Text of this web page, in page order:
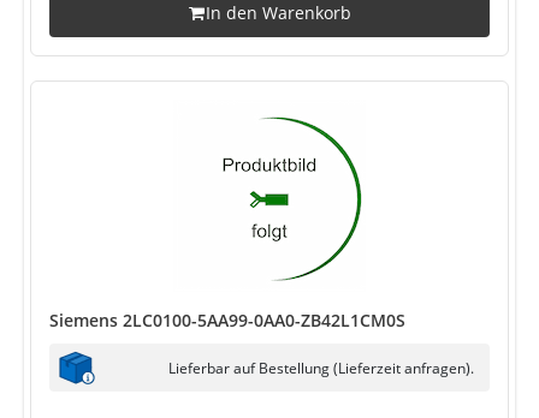
In den Warenkorb
Siemens 2LC0100-5AA99-0AA0-ZB42L1CM0S
Lieferbar auf Bestellung (Lieferzeit anfragen).